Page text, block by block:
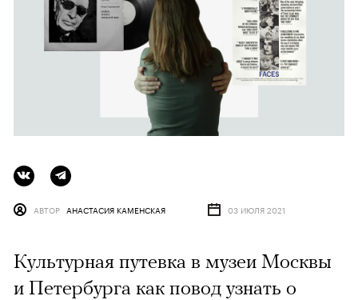
АВТОР АНАСТАСИЯ КАМЕНСКАЯ 03 ИЮЛЯ 2021
Культурная путевка в музеи Москвы
и Петербурга как повод узнать о